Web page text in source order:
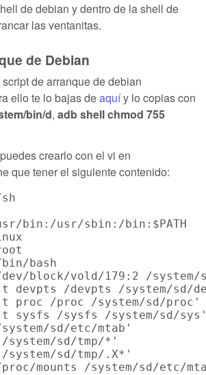
de debian y dentro de la shell de
las ventanitas.
de Debian
de arranque de debian
ello te lo bajas deaquíy lo copias con
bin/d, adb shell chmod 755
crearlo con el vi en
que tener el siguiente contenido:
bin:/usr/sbin:/bin:$PATH
bin/bash
block/vold/179:2 /system/
devpts /devpts /system/sd/
proc /proc /system/sd/proc'
sysfs /sysfs /system/sd/
sd/etc/mtab'
sd/tmp/*'
sd/tmp/.X*'
mounts /system/sd/etc/